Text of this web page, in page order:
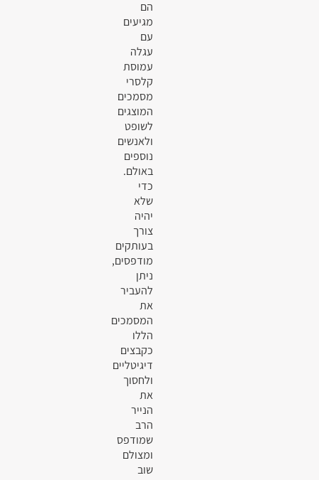
הם
מגיעים
עם
עגלה
עמוסת
קלסרי
מסמכים
המוצגים
לשופט
ולאנשים
נוספים
באולם.
כדי
שלא
יהיה
צורך
בעותקים
מודפסים,
ניתן
להעביר
את
המסמכים
הללו
כקבצים
דיגיטליים
ולחסוך
את
הנייר
הרב
שמודפס
ומצולם
שוב